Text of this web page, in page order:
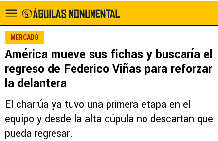
MERCADO
América mueve sus fichas y buscaría el
regreso de Federico Viñas para reforzar
la delantera
El charrúa ya tuvo una primera etapa en el
equipo y desde la alta cúpula no descartan que
pueda regresar.